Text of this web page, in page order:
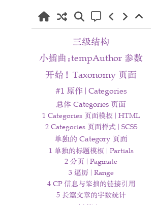
三级结构
小插曲：tempAuthor 参数
开始！Taxonomy 页面
#1 原作 | Categories
总体 Categories 页面
1 Categories 页面模板 | HTML
2 Categories 页面样式 | SCSS
单独的 Category 页面
1 单独的标题模板 | Partials
2 分页 | Paginate
3 遍历 | Range
4 CP 信息与笨拙的链接引用
5 长篇文章的字数统计